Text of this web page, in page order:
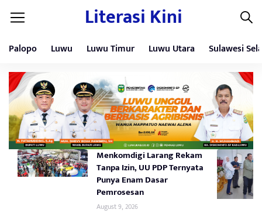
Literasi Kini
Palopo Luwu Luwu Timur Luwu Utara Sulawesi
Menkomdigi Larang Rekam
Tanpa Izin, UU PDP Ternyata
Punya Enam Dasar
Pemrosesan
August 9, 2026